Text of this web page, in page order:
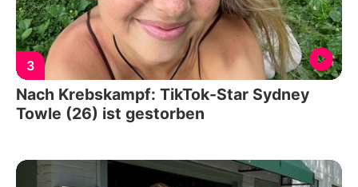
3
Nach Krebskampf: TikTok-Star Sydney
Towle (26) ist gestorben